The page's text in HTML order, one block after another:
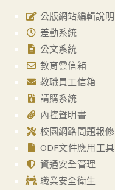
公版網站編輯說明
差勤系統
公文系統
教育雲信箱
教職員工信箱
請購系統
內控聲明書
校園網路問題報修
ODF文件應用工具
資通安全管理
職業安全衛生